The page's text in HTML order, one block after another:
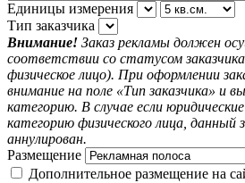
Единицы измерения
Тип заказчика
Внимание! Заказ рекламы должен
соответствии со статусом
физическое лицо). При оформлении
внимание на поле «Тип заказчика» и
категорию. В случае если
категорию физического лица, данный
аннулирован.
Размещение
Дополнительное размещение на